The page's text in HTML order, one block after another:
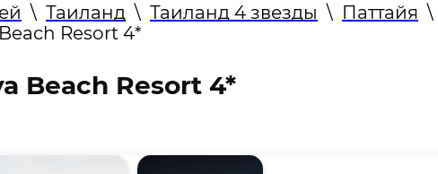
\ Таиланд \ Таиланд 4 звезды \ Паттайя \
Resort 4*
Beach Resort 4*